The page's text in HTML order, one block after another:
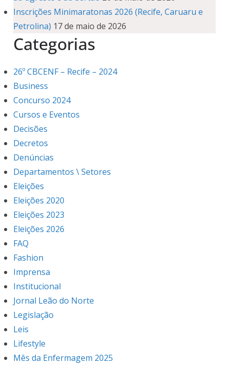
Inscrições Minimaratonas 2026 (Recife, Caruaru e
Petrolina) 17 de maio de 2026
Categorias
26º CBCENF – Recife – 2024
Business
Concurso 2024
Cursos e Eventos
Decisões
Decretos
Denúncias
Departamentos \ Setores
Eleições
Eleições 2020
Eleições 2023
Eleições 2026
FAQ
Fashion
Imprensa
Institucional
Jornal Leão do Norte
Legislação
Leis
Lifestyle
Mês da Enfermagem 2025